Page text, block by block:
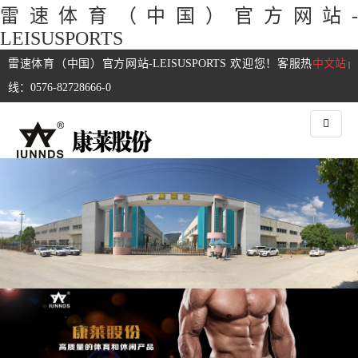
雷速体育（中国）官方网站-
LEISUSPORTS
中文站 |
雷速体育（中国）官方网站-LEISUSPORTS 欢迎您！客服热
线：0576-82728666-0